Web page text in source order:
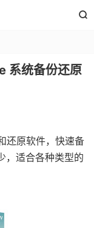

系统备份还原
还原软件，快速备
，适合各种类型的